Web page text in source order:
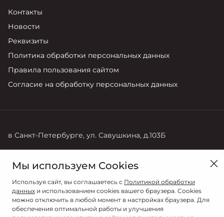
Контакты
Новости
Реквизиты
Политика обработки персональных данных
Правила пользования сайтом
Согласие на обработку персональных данных
в Санкт-Петербурге, ул. Савушкина, д.103Б
+7 (812) 220-71-68
Мы используем Cookies
Используя сайт, вы соглашаетесь с Политикой обработки
данных и использованием cookies вашего браузера. Cookies
можно отключить в любой момент в настройках браузера. Для
обеспечения оптимальной работы и улучшения